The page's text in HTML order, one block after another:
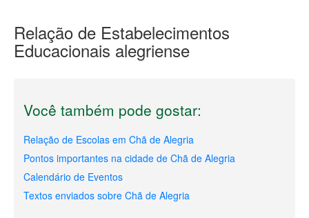
Relação de Estabelecimentos
Educacionais alegriense
Você também pode gostar:
Relação de Escolas em Chã de Alegria
Pontos importantes na cidade de Chã de Alegria
Calendário de Eventos
Textos enviados sobre Chã de Alegria